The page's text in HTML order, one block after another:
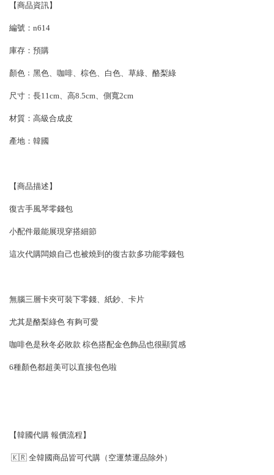
【商品資訊】
編號：n614
庫存：預購
顏色﹔黑色、咖啡、棕色、白色、草綠、酪梨綠
尺寸：長11cm、高8.5cm、側寬2cm
材質：高級合成皮
產地：韓國
【商品描述】
復古手風琴零錢包
小配件最能展現穿搭細節
這次代購闆娘自己也被燒到的復古款多功能零錢包
無腦三層卡夾可裝下零錢、紙鈔、卡片
尤其是酪梨綠色 有夠可愛
咖啡色是秋冬必敗款 棕色搭配金色飾品也很顯質感
6種顏色都超美可以直接包色啦
【韓國代購 報價流程】
🇰🇷 全韓國商品皆可代購（空運禁運品除外）